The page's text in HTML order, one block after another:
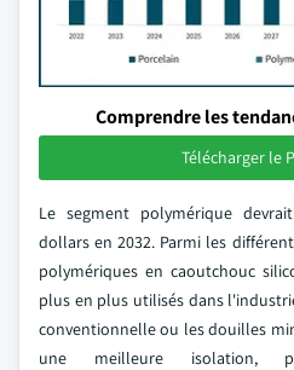
Comprendre les
Télécharger le
Le segment polymérique
dollars en 2032. Parmi les
polymériques en caoutchouc
plus en plus utilisés dans
conventionnelle ou les douilles
une meilleure isolation,